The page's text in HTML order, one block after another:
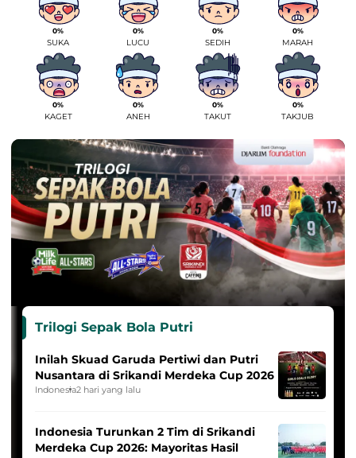
0%
SUKA
0%
LUCU
0%
SEDIH
0%
MARAH
0%
KAGET
0%
ANEH
0%
TAKUT
0%
TAKJUB
Trilogi Sepak Bola Putri
Inilah Skuad Garuda Pertiwi dan Putri
Nusantara di Srikandi Merdeka Cup 2026
Indonesia2 hari yang lalu
Indonesia Turunkan 2 Tim di Srikandi
Merdeka Cup 2026: Mayoritas Hasil